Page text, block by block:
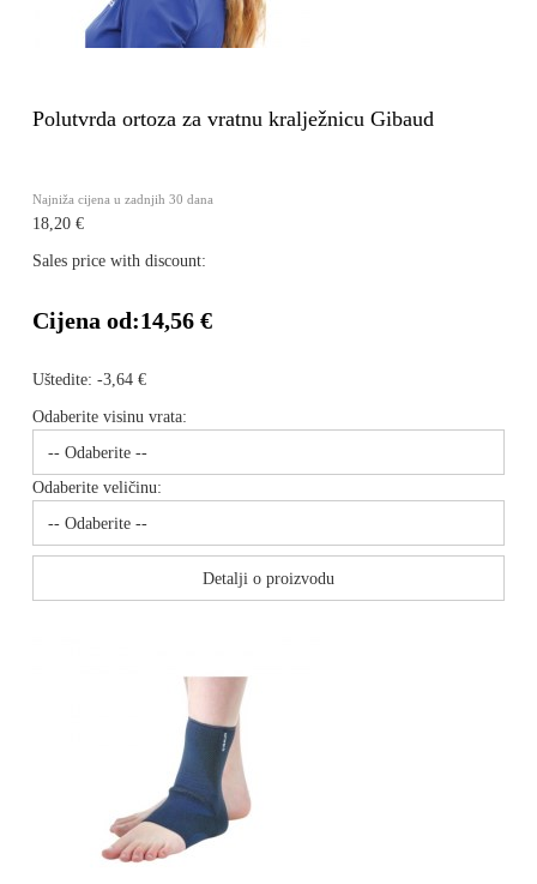
Polutvrda ortoza za vratnu kralježnicu Gibaud
Najniža cijena u zadnjih 30 dana
18,20 €
Sales price with discount:
Cijena od:14,56 €
Uštedite: -3,64 €
Odaberite visinu vrata:
Odaberite veličinu:
Detalji o proizvodu